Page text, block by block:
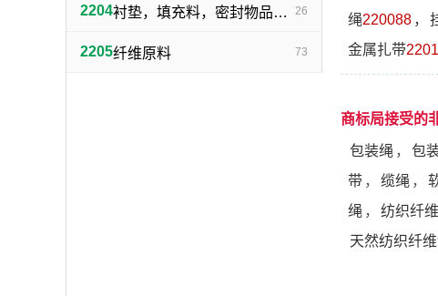
2204 衬垫，填充料，密封物品（不包括橡胶、塑料制品） 26
2205纤维原料 73
绳220088 ，
金属扎带
商标局接受的
包装绳 ， 包
带 ， 缆绳 ，
绳 ， 纺织纤
天然纺织纤